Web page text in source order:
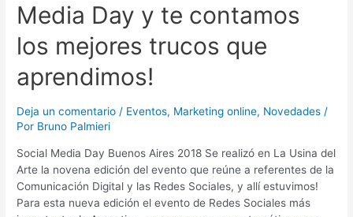
Media Day y te contamos
los mejores trucos que
aprendimos!
Deja un comentario / Eventos, Marketing online, Novedades /
Por Bruno Palmieri
Social Media Day Buenos Aires 2018 Se realizó en La Usina del
Arte la novena edición del evento que reúne a referentes de la
Comunicación Digital y las Redes Sociales, y allí estuvimos!
Para esta nueva edición el evento de Redes Sociales más
el
Social
Media
Day
y
contamos
los
trucos
que
aprendimos!